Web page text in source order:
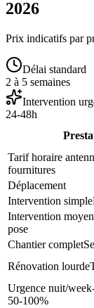
2026
Prix indicatifs par
Délai standard
2 à 5 semaines
Intervention
24-48h
Tarif horaire
fournitures
Déplacement
Intervention simple
Intervention
pose
Chantier complet
Rénovation lourde
Urgence nuit/
50-100%